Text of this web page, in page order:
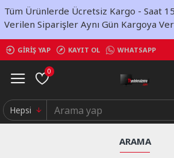
Tüm Ürünlerde Ücretsiz Kargo - Saat
Verilen Siparişler Aynı Gün Kargoya
GIRIŞ YAP KAYIT OL WHATSAPP
0
Hepsi
ARAMA